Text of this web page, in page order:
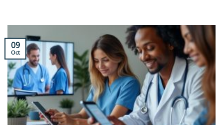
09
Oct